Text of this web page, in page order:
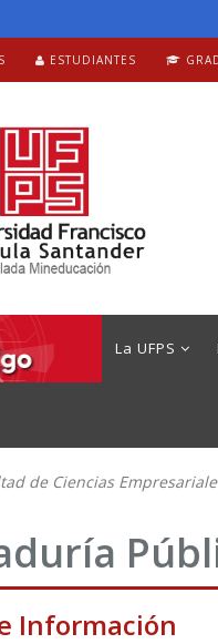
ESTUDIANTES
La UFPS
de Ciencias
Información